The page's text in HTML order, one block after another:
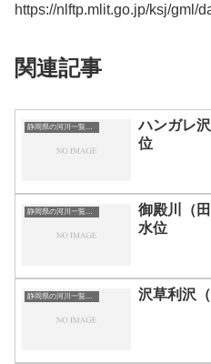
https://nlftp.mlit.go.jp/ksj/gml/
関連記事
静岡県の河川一覧まとめ静岡県の河川を市町村別に一覧化しました。伊東市伊豆の国市伊豆市下田市賀茂郡河津町賀茂郡松崎町賀茂郡西伊豆町賀茂郡東伊豆町賀茂郡南伊豆町掛川市菊川市湖西市御前崎市御殿場市三島市周智郡森町駿東郡小山町駿東郡清水町駿東郡長泉町沼津市焼津市榛原郡吉田町榛原郡川根本町裾野市静岡市袋井市田方郡函南町島田市藤枝市熱海市磐田市浜松市富士宮市富士市牧之原市-静岡県の河川一覧
ハンガレ
位
静岡県の河川一覧まとめ静岡県の河川を市町村別に一覧化しました。伊東市伊豆の国市伊豆市下田市賀茂郡河津町賀茂郡松崎町賀茂郡西伊豆町賀茂郡東伊豆町賀茂郡南伊豆町掛川市菊川市湖西市御前崎市御殿場市三島市周智郡森町駿東郡小山町駿東郡清水町駿東郡長泉町沼津市焼津市榛原郡吉田町榛原郡川根本町裾野市静岡市袋井市田方郡函南町島田市藤枝市熱海市磐田市浜松市富士宮市富士市牧之原市-静岡県の河川一覧
御殿川（
水位
静岡県の河川一覧まとめ静岡県の河川を市町村別に一覧化しました。伊東市伊豆の国市伊豆市下田市賀茂郡河津町賀茂郡松崎町賀茂郡西伊豆町賀茂郡東伊豆町賀茂郡南伊豆町掛川市菊川市湖西市御前崎市御殿場市三島市周智郡森町駿東郡小山町駿東郡清水町駿東郡長泉町沼津市焼津市榛原郡吉田町榛原郡川根本町裾野市静岡市袋井市田方郡函南町島田市藤枝市熱海市磐田市浜松市富士宮市富士市牧之原市-静岡県の河川一覧 沢草利沢